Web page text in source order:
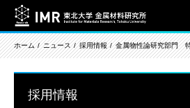
ホーム ニュース 採用情報 金属物性論研究部門
採用情報